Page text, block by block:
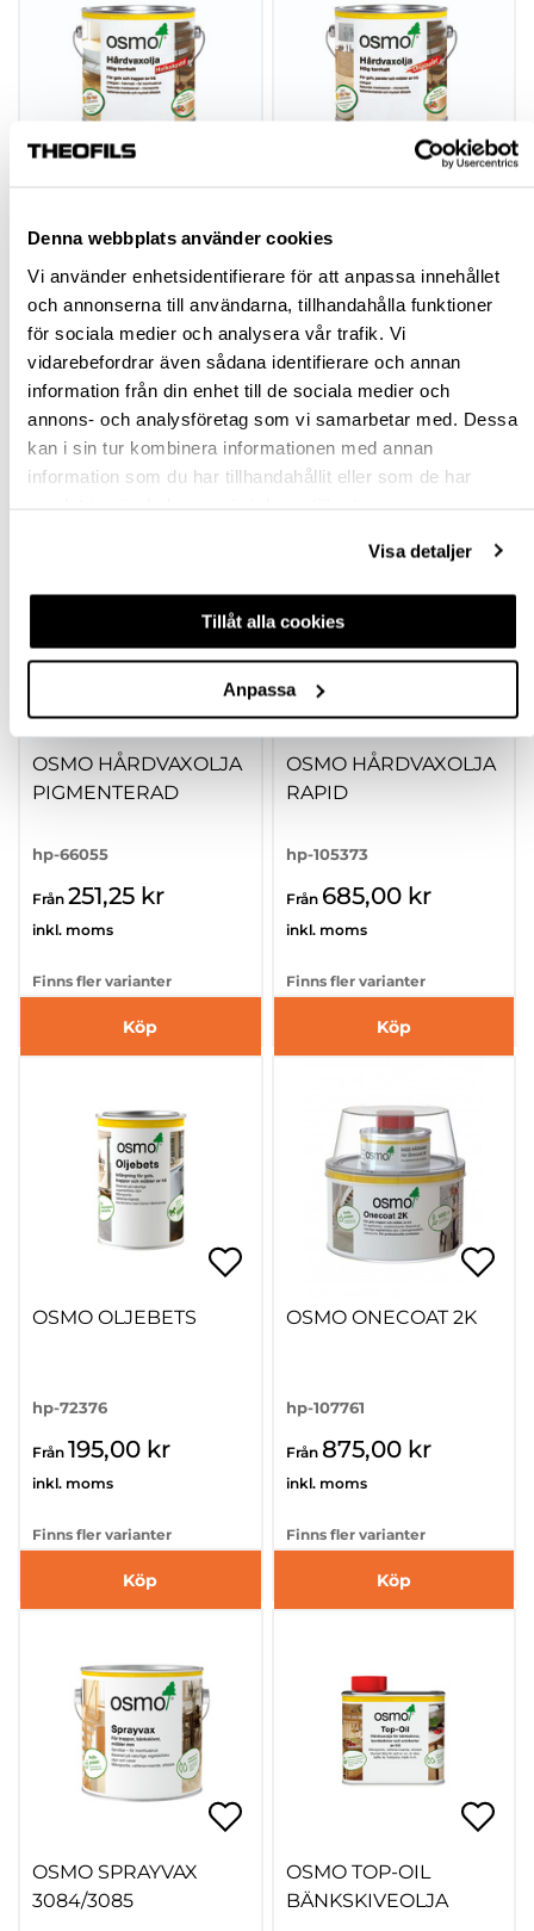
Denna webbplats använder cookies
Vi använder enhetsidentifierare för att anpassa innehållet
och annonserna till användarna, tillhandahålla funktioner
för sociala medier och analysera vår trafik. Vi
vidarebefordrar även sådana identifierare och annan
information från din enhet till de sociala medier och
annons- och analysföretag som vi samarbetar med. Dessa
kan i sin tur kombinera informationen med annan
information som du har tillhandahållit eller som de har
Visa detaljer
Tillåt alla cookies
Anpassa
MED HALKSKYDD
hp-67791
Från 693,75 kr
Finns fler varianter
Köp
ORIGINALET
hp-23428
Från 246,25 kr
Finns fler varianter
Köp
OSMO HÅRDVAXOLJA
PIGMENTERAD
hp-66055
Från 251,25 kr
inkl. moms
Finns fler varianter
Köp
OSMO HÅRDVAXOLJA
RAPID
hp-105373
Från 685,00 kr
inkl. moms
Finns fler varianter
Köp
OSMO OLJEBETS
hp-72376
Från 195,00 kr
inkl. moms
Finns fler varianter
Köp
OSMO ONECOAT 2K
hp-107761
Från 875,00 kr
inkl. moms
Finns fler varianter
Köp
OSMO SPRAYVAX
3084/3085
OSMO TOP-OIL
BÄNKSKIVEOLJA